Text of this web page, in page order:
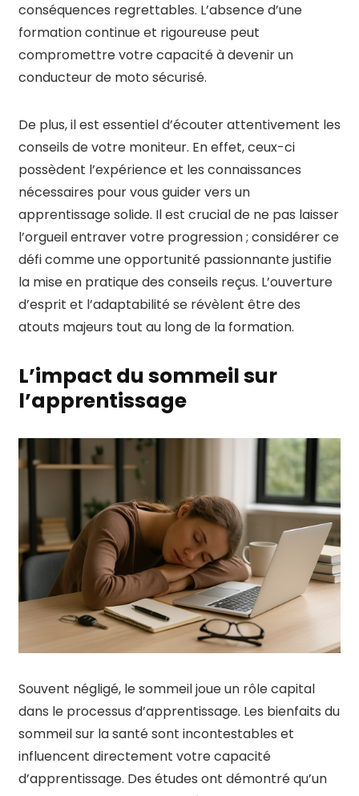
conséquences regrettables. L’absence d’une
formation continue et rigoureuse peut
compromettre votre capacité à devenir un
conducteur de moto sécurisé.
De plus, il est essentiel d’écouter attentivement les
conseils de votre moniteur. En effet, ceux-ci
possèdent l’expérience et les connaissances
nécessaires pour vous guider vers un
apprentissage solide. Il est crucial de ne pas laisser
l’orgueil entraver votre progression ; considérer ce
défi comme une opportunité passionnante justifie
la mise en pratique des conseils reçus. L’ouverture
d’esprit et l’adaptabilité se révèlent être des
atouts majeurs tout au long de la formation.
L’impact du sommeil sur
l’apprentissage
Souvent négligé, le sommeil joue un rôle capital
dans le processus d’apprentissage. Les bienfaits du
sommeil sur la santé sont incontestables et
influencent directement votre capacité
d’apprentissage. Des études ont démontré qu’un